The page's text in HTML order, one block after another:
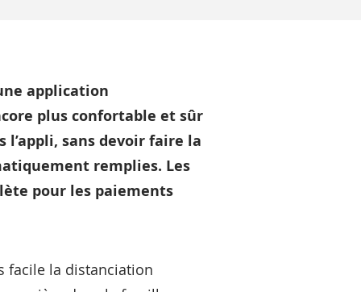
application
plus confortable et sûr
sans devoir faire la
remplies. Les
pour les paiements
facile la distanciation